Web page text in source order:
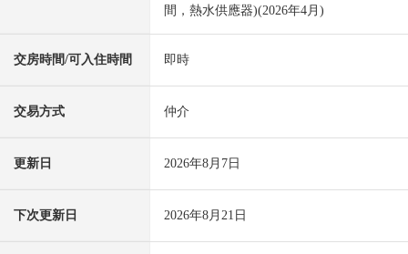
間，熱水供應器)(2026年4月)
交房時間/可入住時間 即時
交易方式 仲介
更新日 2026年8月7日
下次更新日 2026年8月21日